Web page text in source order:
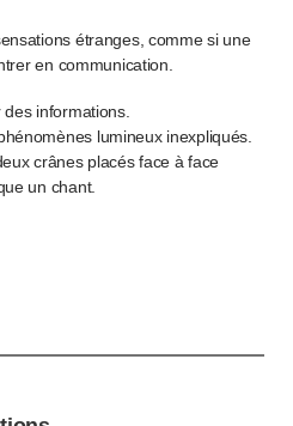
étranges, comme si une
en communication.
informations.
lumineux inexpliqués.
crânes placés face à face
un chant.